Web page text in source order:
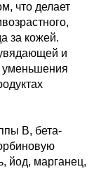
что делает
за кожей.
и
уменьшения
В, бета-
йод, марганец,